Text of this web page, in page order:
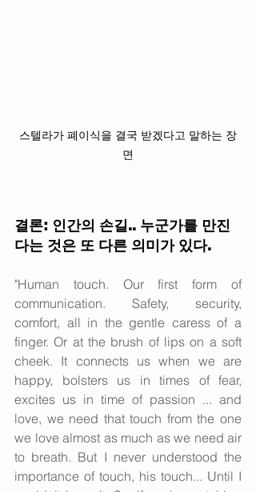
스텔라가 폐이식을 결국 받겠다고 말하는 장
면
결론: 인간의 손길.. 누군가를 만진
다는 것은 또 다른 의미가 있다.
"Human touch. Our first form of
communication. Safety, security,
comfort, all in the gentle caress of a
finger. Or at the brush of lips on a soft
cheek. It connects us when we are
happy, bolsters us in times of fear,
excites us in time of passion ... and
love, we need that touch from the one
we love almost as much as we need air
to breath. But I never understood the
importance of touch, his touch... Until I